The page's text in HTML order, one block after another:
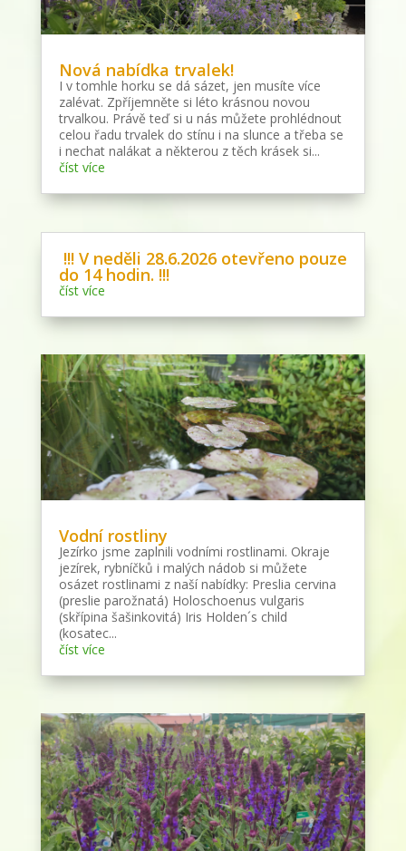
Nová nabídka trvalek!
I v tomhle horku se dá sázet, jen musíte více
zalévat. Zpříjemněte si léto krásnou novou
trvalkou. Právě teď si u nás můžete prohlédnout
celou řadu trvalek do stínu i na slunce a třeba se
i nechat nalákat a některou z těch krásek si...
číst více
!!! V neděli 28.6.2026 otevřeno pouze
do 14 hodin. !!!
číst více
Vodní rostliny
Jezírko jsme zaplnili vodními rostlinami. Okraje
jezírek, rybníčků i malých nádob si můžete
osázet rostlinami z naší nabídky: Preslia cervina
(preslie parožnatá) Holoschoenus vulgaris
(skřípina šašinkovitá) Iris Holden´s child
(kosatec...
číst více